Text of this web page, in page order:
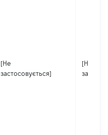
[Не
застосовується]
[Не